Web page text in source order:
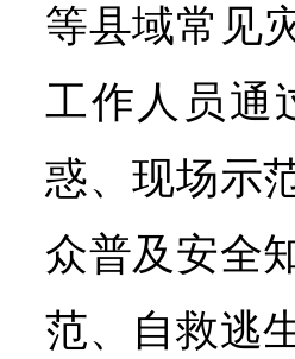
等县域常见
工作人员通
惑、现场示
众普及安全
范、自救逃